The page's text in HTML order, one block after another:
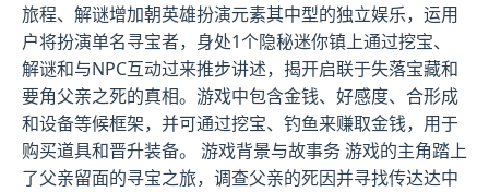
旅程、解谜增加朝英雄扮演元素其中型的独立娱乐，运用
户将扮演单名寻宝者，身处1个隐秘迷你镇上通过挖宝、
解谜和与NPC互动过来推步讲述，揭开启联于失落宝藏和
要角父亲之死的真相。游戏中包含金钱、好感度、合形成
和设备等候框架，并可通过挖宝、钓鱼来赚取金钱，用于
购买道具和晋升装备。 游戏背景与故事务 游戏的主角踏上
了父亲留面的寻宝之旅，调查父亲的死因并寻找传达达中